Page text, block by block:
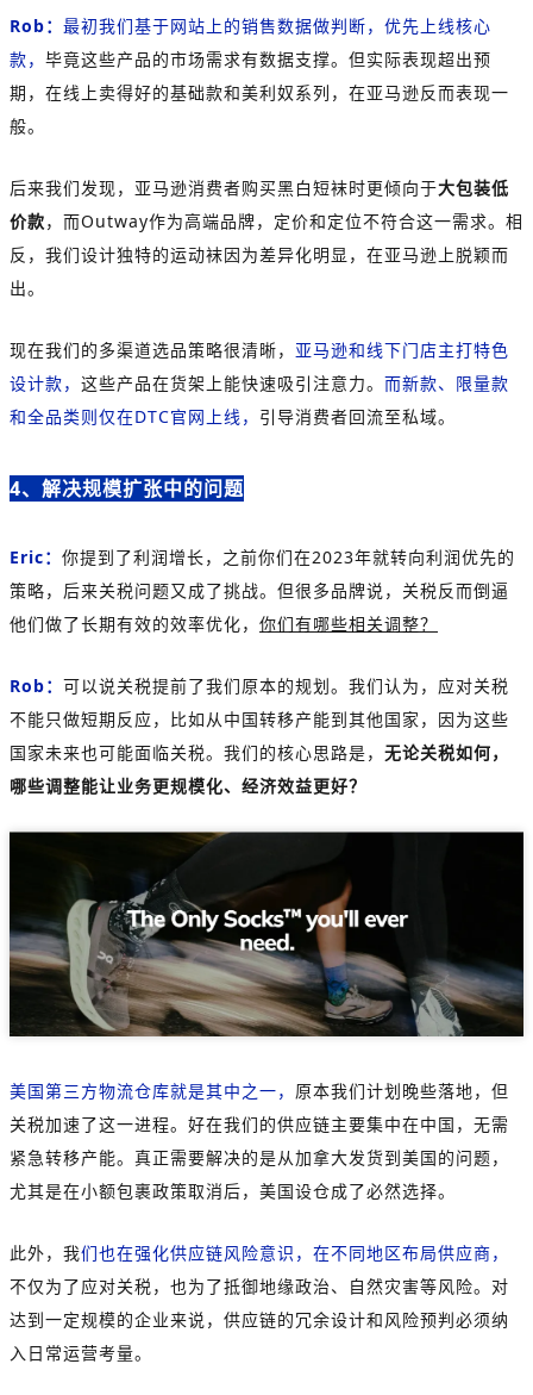
Rob： 最初我们基于网站上的销售数据做判断，优先上线核心
款， 毕竟这些产品的市场需求有数据支撑。但实际表现超出预
期，在线上卖得好的基础款和美利奴系列，在亚马逊反而表现一
般。
后来我们发现，亚马逊消费者购买黑白短袜时更倾向于大包装低
价款，而Outway作为高端品牌，定价和定位不符合这一需求。相
反，我们设计独特的运动袜因为差异化明显，在亚马逊上脱颖而
出。
现在我们的多渠道选品策略很清晰， 亚马逊和线下门店主打特色
设计款， 这些产品在货架上能快速吸引注意力。 而新款、限量款
和全品类则仅在DTC官网上线， 引导消费者回流至私域。
4、解决规模扩张中的问题
Eric： 你提到了利润增长，之前你们在2023年就转向利润优先的
策略，后来关税问题又成了挑战。但很多品牌说，关税反而倒逼
他们做了长期有效的效率优化， 你们有哪些相关调整？
Rob： 可以说关税提前了我们原本的规划。我们认为，应对关税
不能只做短期反应，比如从中国转移产能到其他国家，因为这些
国家未来也可能面临关税。我们的核心思路是， 无论关税如何，
哪些调整能让业务更规模化、经济效益更好？
美国第三方物流仓库就是其中之一， 原本我们计划晚些落地，但
关税加速了这一进程。好在我们的供应链主要集中在中国，无需
紧急转移产能。真正需要解决的是从加拿大发货到美国的问题，
尤其是在小额包裹政策取消后，美国设仓成了必然选择。
此外，我们也在强化供应链风险意识，在不同地区布局供应商，
不仅为了应对关税，也为了抵御地缘政治、自然灾害等风险。对
达到一定规模的企业来说，供应链的冗余设计和风险预判必须纳
入日常运营考量。